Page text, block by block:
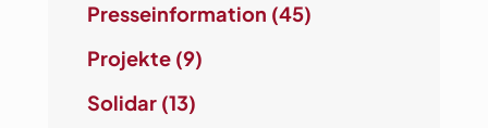
l
d
r
Presseinformation (45)
Projekte(9)
Solidar(13)